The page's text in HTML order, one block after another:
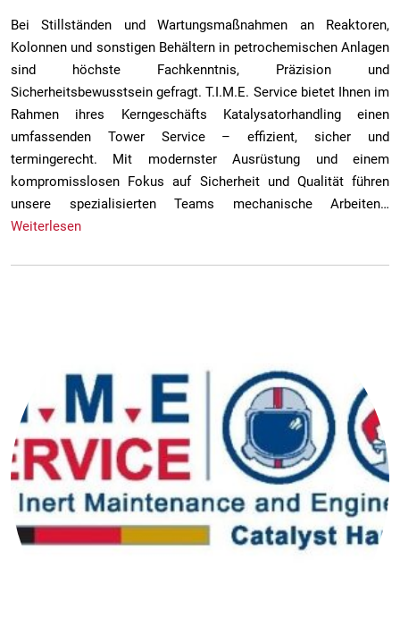
Bei Stillständen und Wartungsmaßnahmen an Reaktoren,
Kolonnen und sonstigen Behältern in petrochemischen Anlagen
sind höchste Fachkenntnis, Präzision und
Sicherheitsbewusstsein gefragt. T.I.M.E. Service bietet Ihnen im
Rahmen ihres Kerngeschäfts Katalysatorhandling einen
umfassenden Tower Service – effizient, sicher und
termingerecht. Mit modernster Ausrüstung und einem
kompromisslosen Fokus auf Sicherheit und Qualität führen
unsere spezialisierten Teams mechanische Arbeiten…
Weiterlesen